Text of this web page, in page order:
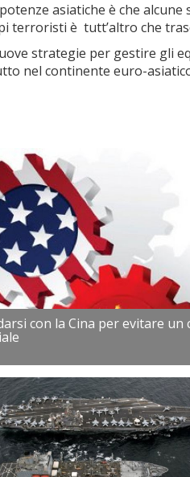
asiatiche è che
terroristi è tutt’altro che
strategie per gestire gli
nel continente euro-
con la Cina per evitare un